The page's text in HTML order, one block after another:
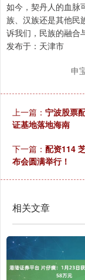
如今，契丹人的血脉
族、汉族还是其他民
诉我们，民族的融合
发布于：天津市
申
上一篇： 宁波股票
证基地落地海南
下一篇： 配资114
布会圆满举行！
相关文章